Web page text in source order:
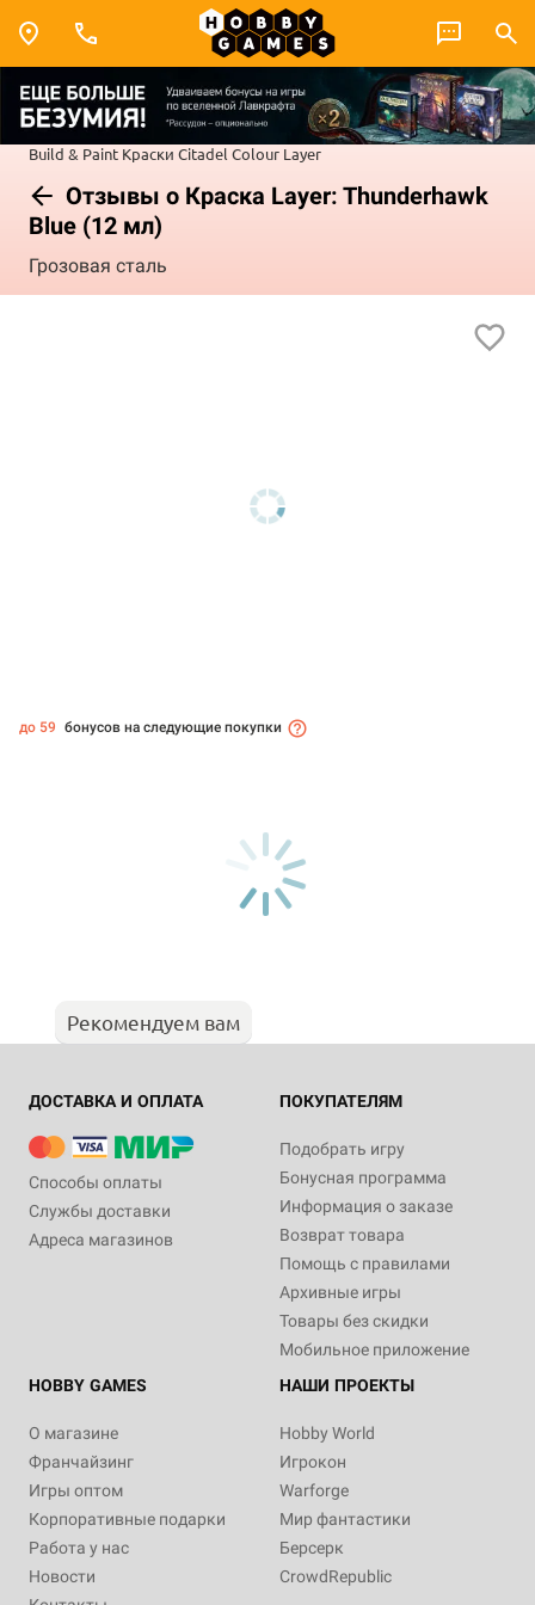
Build & Paint Краски Citadel Colour Layer
Отзывы о Краска Layer: Thunderhawk
Blue (12 мл)
Грозовая сталь
до 59 бонусов на следующие покупки
Рекомендуем вам
ДОСТАВКА И ОПЛАТА
Способы оплаты
Службы доставки
Адреса магазинов
ПОКУПАТЕЛЯМ
Подобрать игру
Бонусная программа
Информация о заказе
Возврат товара
Помощь с правилами
Архивные игры
Товары без скидки
Мобильное приложение
HOBBY GAMES
О магазине
Франчайзинг
Игры оптом
Корпоративные подарки
Работа у нас
Новости
НАШИ ПРОЕКТЫ
Hobby World
Игрокон
Warforge
Мир фантастики
Берсерк
CrowdRepublic